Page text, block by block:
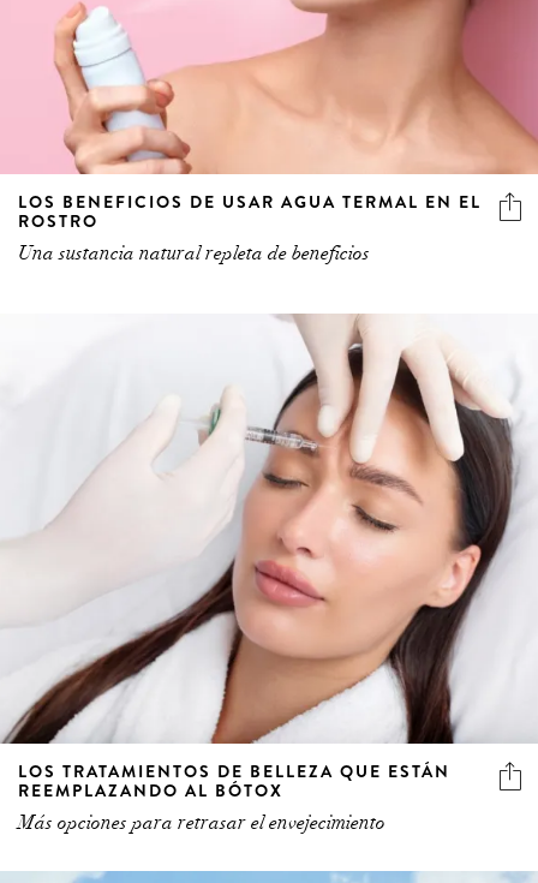
LOS BENEFICIOS DE USAR AGUA TERMAL EN EL
ROSTRO
Una sustancia natural repleta de beneficios
LOS TRATAMIENTOS DE BELLEZA QUE ESTÁN
REEMPLAZANDO AL BÓTOX
Más opciones para retrasar el envejecimiento